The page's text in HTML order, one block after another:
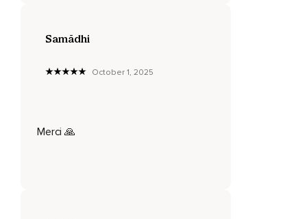
Comment vous sentez-vous?
Vous pouvez continuer durant tout l'exercice.
Samãdhi
October 1, 2025
Merci 🙏